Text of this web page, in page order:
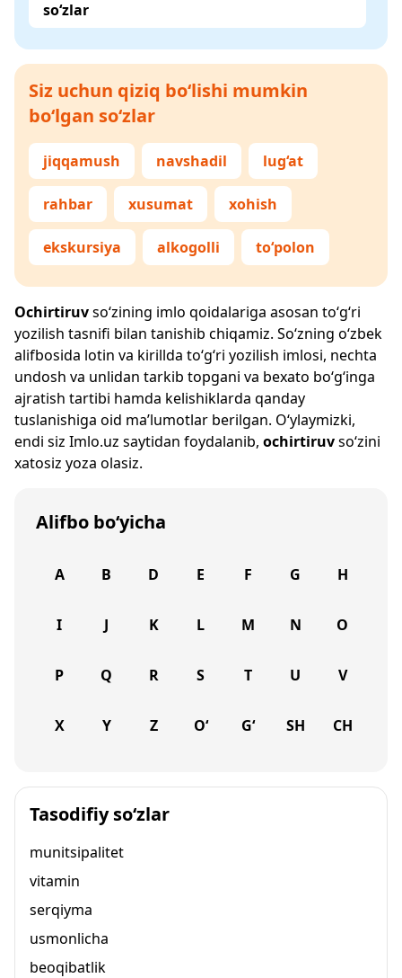
so‘zlar
Siz uchun qiziq bo‘lishi mumkin
bo‘lgan so‘zlar
jiqqamush navshadil lug‘at
rahbar xusumat xohish
ekskursiya alkogolli to‘polon
Ochirtiruvso‘zining imlo qoidalariga asosan to‘g‘ri
yozilish tasnifi bilan tanishib chiqamiz. So‘zning o‘zbek
alifbosida lotin va kirillda to‘g‘ri yozilish imlosi, nechta
undosh va unlidan tarkib topgani va bexato bo‘g‘inga
ajratish tartibi hamda kelishiklarda qanday
tuslanishiga oid ma’lumotlar berilgan. O‘ylaymizki,
endi siz Imlo.uz saytidan foydalanib, ochirtiruvso‘zini
xatosiz yoza olasiz.
Alifbo bo‘yicha
A B D E F G H
I J K L M N O
P Q R S T U V
X Y Z O‘ G‘ SH CH
Tasodifiy so‘zlar
munitsipalitet
vitamin
serqiyma
usmonlicha
beoqibatlik